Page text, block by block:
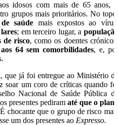
idosos com mais de 65 anos, o
grupos mais prioritários. No topo,
saúde mais expostos ao vírus,
; em terceiro lugar, a população
de risco, como os doen­tes crónicos;
64 sem comorbilidades, e, por
que já foi entregue ao Ministério da
soar um coro de críticas quando foi
Nacional de Saúde Pública da
presentes pediramaté que o plano
É chocante que o grupo de risco mais
um dos presentes ao Expresso.